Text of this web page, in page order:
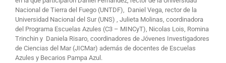
Nacional de Tierra del Fuego (UNTDF), Daniel Vega, rector de la
Universidad Nacional del Sur (UNS) , Julieta Molinas, coordinadora
del Programa Escuelas Azules (C3 – MINCyT), Nicolas Lois, Romina
Trinchin y Daniela Risaro, coordinadores de Jóvenes Investigadores
de Ciencias del Mar (JICMar) además de docentes de Escuelas
Azules y Becarios Pampa Azul.